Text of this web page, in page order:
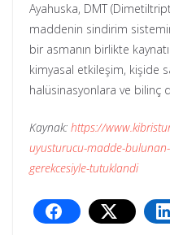
Ayahuska, DMT
maddenin sindirim
bir asmanın birlikte
kimyasal etkileşim, kişide
halüsinasyonlara ve bilinç
Kaynak: https://
uyusturucu-madde-
gerekcesiyle-tutuklandi